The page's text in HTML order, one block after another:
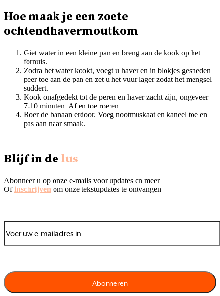
Hoe maak je een zoete
ochtendhavermoutkom
Giet water in een kleine pan en breng aan de kook op het
fornuis.
Zodra het water kookt, voegt u haver en in blokjes gesneden
peer toe aan de pan en zet u het vuur lager zodat het mengsel
suddert.
Kook onafgedekt tot de peren en haver zacht zijn, ongeveer
7-10 minuten. Af en toe roeren.
Roer de banaan erdoor. Voeg nootmuskaat en kaneel toe en
pas aan naar smaak.
Blijf in de lus
Abonneer u op onze e-mails voor updates en meer
Ofinschrijven om onze tekstupdates te ontvangen